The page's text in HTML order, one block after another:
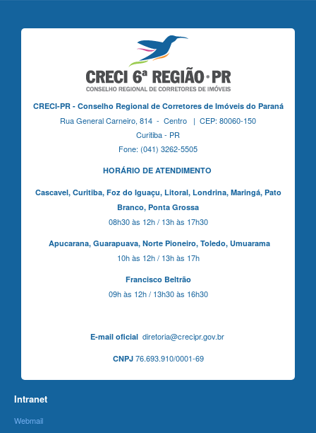
CRECI-PR - Conselho Regional de Corretores de Imóveis do Paraná
Rua General Carneiro, 814 - Centro | CEP: 80060-150
Curitiba - PR
Fone: (041) 3262-5505
HORÁRIO DE ATENDIMENTO
Cascavel, Curitiba,Foz do Iguaçu, Litoral, Londrina, Maringá, Pato
Branco, Ponta Grossa
08h30 às 12h / 13h às 17h30
Apucarana, Guarapuava, Norte Pioneiro, Toledo, Umuarama
10h às 12h / 13h às 17h
Francisco Beltrão
09h às 12h / 13h30 às 16h30
E-mail oficialdiretoria@crecipr.gov.br
CNPJ76.693.910/0001-69
Intranet
Webmail